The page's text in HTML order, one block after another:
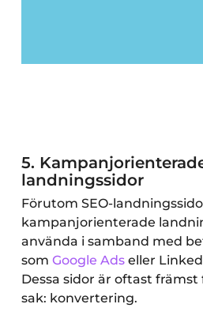
5.
landningssidor
Förutom SEO-
kampanjorienterade
använda i samband med
som Google Adseller
Dessa sidor är oftast främst
sak: konvertering.